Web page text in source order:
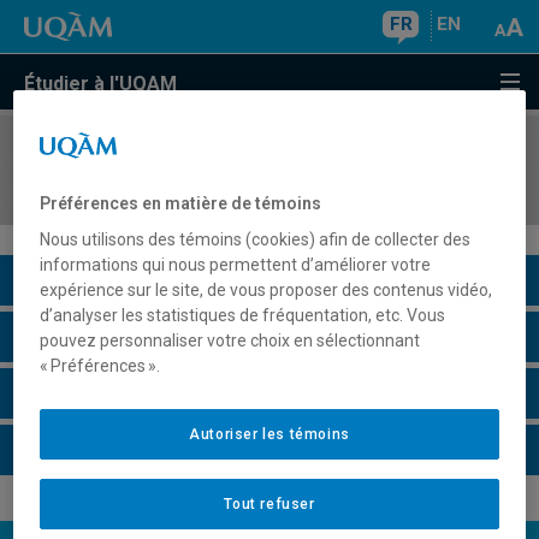
FR EN
Étudier à l'UQAM
COURS//
Description du cours
Horaire - Été 2026
Préférences en matière de témoins
Nous utilisons des témoins (cookies) afin de collecter des
informations qui nous permettent d’améliorer votre
expérience sur le site, de vous proposer des contenus vidéo,
d’analyser les statistiques de fréquentation, etc. Vous
pouvez personnaliser votre choix en sélectionnant
« Préférences ».
Tout refuser
Autoriser les témoins